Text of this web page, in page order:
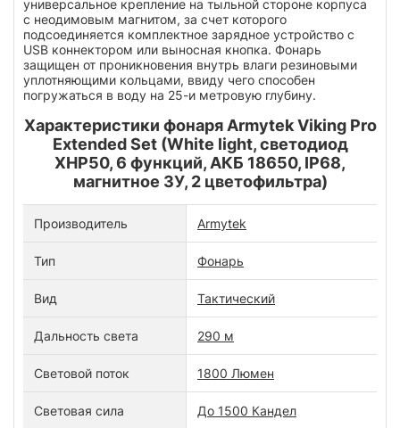
универсальное крепление на тыльной стороне корпуса
с неодимовым магнитом, за счет которого
подсоединяется комплектное зарядное устройство с
USB коннектором или выносная кнопка. Фонарь
защищен от проникновения внутрь влаги резиновыми
уплотняющими кольцами, ввиду чего способен
погружаться в воду на 25-и метровую глубину.
Характеристики фонаря Armytek Viking Pro
Extended Set (White light, светодиод
XHP50, 6 функций, АКБ 18650, IP68,
магнитное ЗУ, 2 цветофильтра)
Производитель Armytek
Тип Фонарь
Вид Тактический
Дальность света 290 м
Световой поток 1800 Люмен
Световая сила До 1500 Кандел